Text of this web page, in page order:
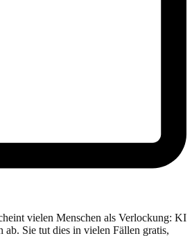
vielen Menschen als Verlockung: KI
ab. Sie tut dies in vielen Fällen gratis,